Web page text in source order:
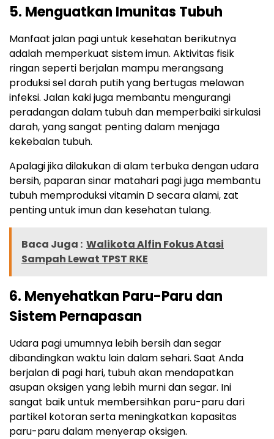
5. Menguatkan Imunitas Tubuh
Manfaat jalan pagi untuk kesehatan berikutnya
adalah memperkuat sistem imun. Aktivitas fisik
ringan seperti berjalan mampu merangsang
produksi sel darah putih yang bertugas melawan
infeksi. Jalan kaki juga membantu mengurangi
peradangan dalam tubuh dan memperbaiki sirkulasi
darah, yang sangat penting dalam menjaga
kekebalan tubuh.
Apalagi jika dilakukan di alam terbuka dengan udara
bersih, paparan sinar matahari pagi juga membantu
tubuh memproduksi vitamin D secara alami, zat
penting untuk imun dan kesehatan tulang.
Baca Juga : Walikota Alfin Fokus Atasi
Sampah Lewat TPST RKE
6. Menyehatkan Paru-Paru dan
Sistem Pernapasan
Udara pagi umumnya lebih bersih dan segar
dibandingkan waktu lain dalam sehari. Saat Anda
berjalan di pagi hari, tubuh akan mendapatkan
asupan oksigen yang lebih murni dan segar. Ini
sangat baik untuk membersihkan paru-paru dari
partikel kotoran serta meningkatkan kapasitas
paru-paru dalam menyerap oksigen.